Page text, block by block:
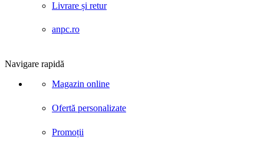
Livrare și retur
anpc.ro
Navigare rapidă
Magazin online
Ofertă personalizate
Promoții